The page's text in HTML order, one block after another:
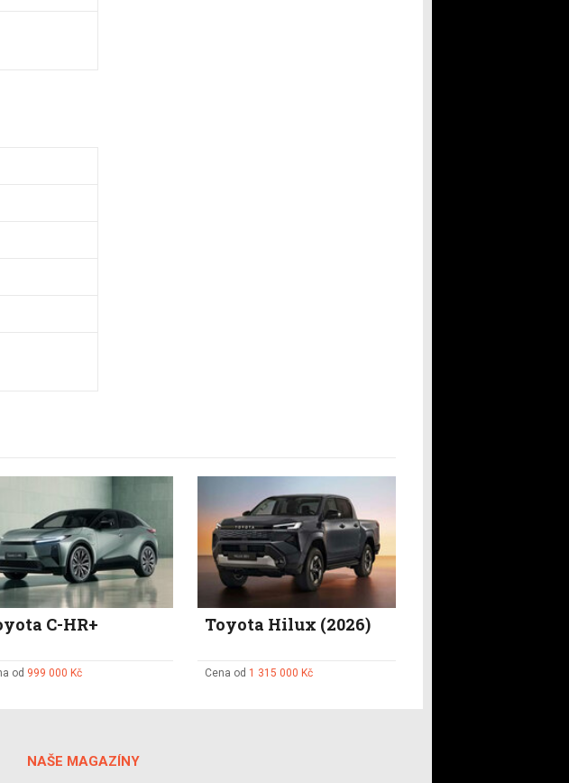
C-HR+
od 999 000 Kč
Toyota Hilux (2026)
Cena od 1 315 000 Kč
NAŠE MAGAZÍNY